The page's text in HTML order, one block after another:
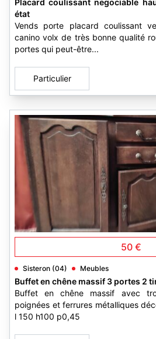
Placard coulissant negociable
état
Vends porte placard coulissant
canino volx de très bonne qualité
portes qui peut-être...
Particulier
50 €
Sisteron (04) Meubles
Buffet en chêne massif 3 portes 2
Buffet en chêne massif avec
poignées et ferrures métalliques
l 150 h100 p0,45